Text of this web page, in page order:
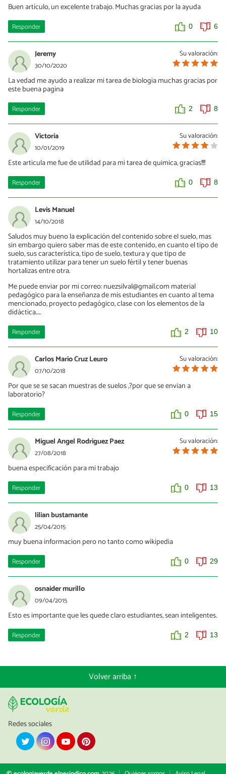
Buen artículo, un excelente trabajo. Muchas gracias por la ayuda
Responder 0 6
Su valoración:
Jeremy
30/10/2020
La vedad me ayudo a realizar mi tarea de biologia muchas gracias por
este buena pagina
Responder 2 8
Su valoración:
Victoria
10/01/2019
Este articula me fue de utilidad para mi tarea de quimica, gracias!!!!
Responder 0 8
Levis Manuel
14/10/2018
Saludos muy bueno la explicación del contenido sobre el suelo, mas
sin embargo quiero saber mas de este contenido, en cuanto el tipo de
suelo, sus característica, tipo de suelo, textura y que tipo de
tratamiento utilizar para tener un suelo fértil y tener buenas
hortalizas entre otra.
Me puede enviar por mi correo: nuezsilval@gmail.com material
pedagógico para la enseñanza de mis estudiantes en cuanto al tema
mencionado, proyecto pedagógico, clase con los elementos de la
didáctica.....
Responder 2 10
Su valoración:
Carlos Mario Cruz Leuro
07/10/2018
Por que se se sacan muestras de suelos ,?por que se envian a
laboratorio?
Responder 0 15
Su valoración:
Miguel Angel Rodriguez Paez
27/08/2018
buena especificación para mi trabajo
Responder 0 13
lilian bustamante
25/04/2015
muy buena informacion pero no tanto como wikipedia
Responder 0 29
osnaider murillo
09/04/2015
Esto es importante que les quede claro estudiantes, sean inteligentes.
Responder 2 13
Volver arriba ↑
Redes sociales